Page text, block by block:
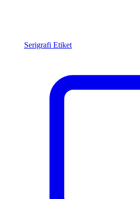
Serigrafi Etiket